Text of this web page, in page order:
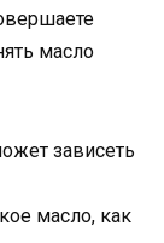
масло
зависеть
масло, как